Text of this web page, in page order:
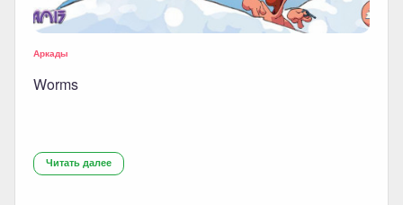
Аркады
Worms
Читать далее